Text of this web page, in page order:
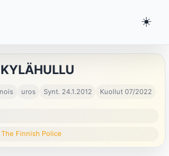
☀️
uros Synt. 24.1.2012 Kuollut 07/2022
Finnish Police